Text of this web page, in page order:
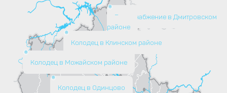
Колодец в Одинцово
Колодец в Клинском районе
Колодец в Можайском районе
Водоснабжение в Дмитровском
районе